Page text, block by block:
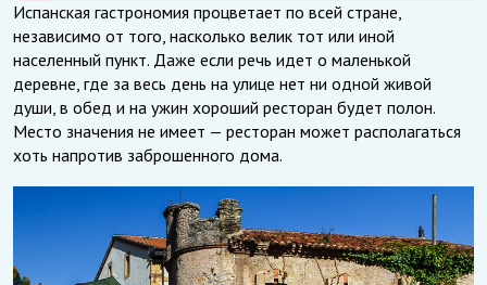
Испанская гастрономия процветает по всей стране,
независимо от того, насколько велик тот или иной
населенный пункт. Даже если речь идет о маленькой
деревне, где за весь день на улице нет ни одной живой
души, в обед и на ужин хороший ресторан будет полон.
Место значения не имеет — ресторан может располагаться
хоть напротив заброшенного дома.